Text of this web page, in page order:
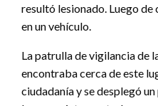
resultó lesionado. Luego
en un vehículo.
La patrulla de vigilancia de
encontraba cerca de este
ciudadanía y se desplegó